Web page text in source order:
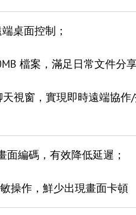
桌面控制；
檔案，滿足日常文件分享
視窗，實現即時遠端協
面編碼，有效降低延遲；
操作，鮮少出現畫面卡頓